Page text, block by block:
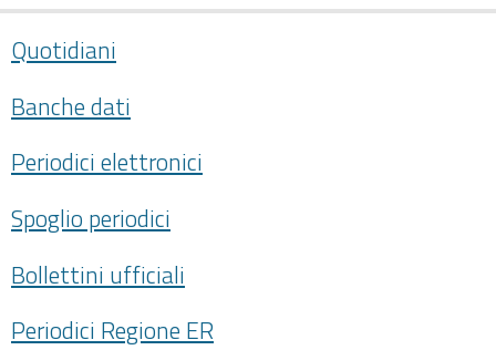
Quotidiani
Banche dati
Periodici elettronici
Spoglio periodici
Bollettini ufficiali
Periodici Regione ER